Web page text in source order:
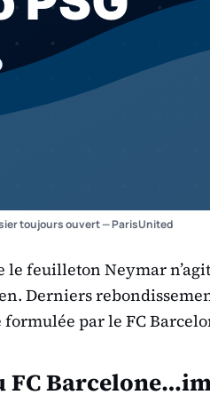
toujours ouvert — ParisUnited
le feuilleton Neymar
Derniers
par le FC
FC